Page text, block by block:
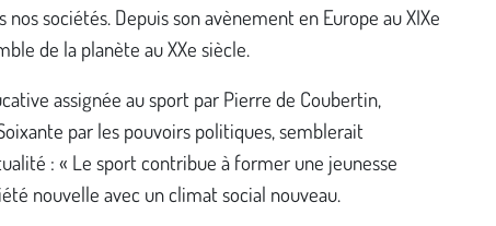
sociétés. Depuis son avènement en Europe au XIXe
de la planète au XXe siècle.
assignée au sport par Pierre de Coubertin,
par les pouvoirs politiques, semblerait
: « Le sport contribue à former une jeunesse
nouvelle avec un climat social nouveau.